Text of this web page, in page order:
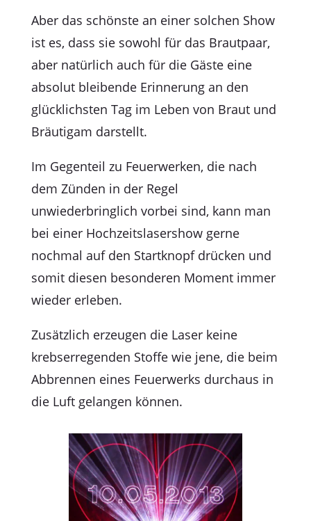
Aber das schönste an einer solchen Show
ist es, dass sie sowohl für das Brautpaar,
aber natürlich auch für die Gäste eine
absolut bleibende Erinnerung an den
glücklichsten Tag im Leben von Braut und
Bräutigam darstellt.
Im Gegenteil zu Feuerwerken, die nach
dem Zünden in der Regel
unwiederbringlich vorbei sind, kann man
bei einer Hochzeitslasershow gerne
nochmal auf den Startknopf drücken und
somit diesen besonderen Moment immer
wieder erleben.
Zusätzlich erzeugen die Laser keine
krebserregenden Stoffe wie jene, die beim
Abbrennen eines Feuerwerks durchaus in
die Luft gelangen können.